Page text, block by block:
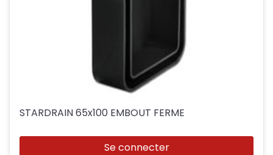
STARDRAIN 65x100 EMBOUT FERME
Se connecter